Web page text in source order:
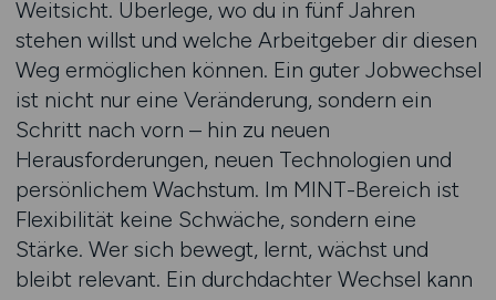
Weitsicht. Überlege, wo du in fünf Jahren
stehen willst und welche Arbeitgeber dir diesen
Weg ermöglichen können. Ein guter Jobwechsel
ist nicht nur eine Veränderung, sondern ein
Schritt nach vorn – hin zu neuen
Herausforderungen, neuen Technologien und
persönlichem Wachstum. Im MINT-Bereich ist
Flexibilität keine Schwäche, sondern eine
Stärke. Wer sich bewegt, lernt, wächst und
bleibt relevant. Ein durchdachter Wechsel kann